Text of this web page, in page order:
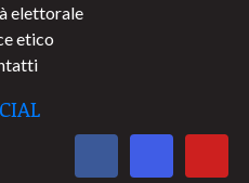
elettorale
etico